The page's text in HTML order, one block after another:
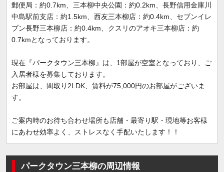
郵便局：約0.7km、三本柳中央公園：約0.2km、長野信用金庫川
中島駅前支店：約1.5km、西友三本柳店：約0.4km、セブンイレ
ブン長野三本柳店：約0.4km、クスリのアオキ三本柳店：約
0.7kmとなっております。
現在『パークタウン三本柳』は、1部屋が空室となっており、ご
入居者様を募集しております。
お部屋は、間取り2LDK、賃料が75,000円のお部屋がございま
す。
ご案内時のお待ち合わせ場所も店舗・最寄り駅・現地等お客様
にあわせ効率よく、ストレスなく手配いたします！！
パークタウン三本柳の周辺情報